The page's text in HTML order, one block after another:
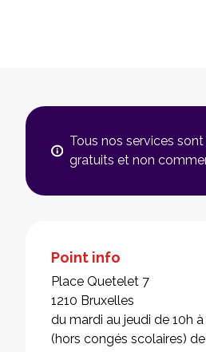
Tous nos services
gratuits et non
Point info
Place Quetelet 7
1210 Bruxelles
du mardi au jeudi de 10h
(hors congés scolaires) de